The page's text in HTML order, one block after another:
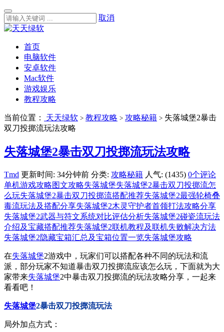
取消
首页
电脑软件
安卓软件
Mac软件
游戏娱乐
教程攻略
当前位置： 天天绿软 > 教程攻略 > 攻略秘籍 > 失落城堡2暴击
双刀投掷流玩法攻略
失落城堡2暴击双刀投掷流玩法攻略
Tmd 更新时间: 34分钟前 分类: 攻略秘籍 人气: (1435) 0个评论
单机游戏攻略图文攻略失落城堡失落城堡2暴击双刀投掷流怎
么玩失落城堡2暴击双刀投掷流搭配推荐失落城堡2最强轮椅叠
毒流玩法及搭配分享失落城堡2木灵守护者首领打法攻略分享
失落城堡2武器与符文系统对比评估分析失落城堡2碰瓷流玩法
介绍及宝藏搭配推荐失落城堡2联机教程及联机失败解决方法
失落城堡2隐藏宝箱汇总及宝箱位置一览失落城堡攻略
在失落城堡2游戏中，玩家们可以搭配各种不同的玩法和流
派，部分玩家不知道暴击双刀投掷流应该怎么玩，下面就为大
家带来失落城堡2中暴击双刀投掷流的玩法攻略分享，一起来
看看吧！
失落城堡2暴击双刀投掷流玩法
局外加点方式：